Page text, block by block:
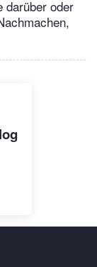
darüber oder